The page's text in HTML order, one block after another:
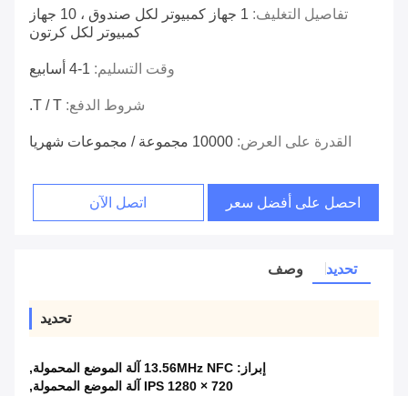
تفاصيل التغليف:
1 جهاز كمبيوتر لكل صندوق ، 10 جهاز
كمبيوتر لكل كرتون
وقت التسليم: 1-4 أسابيع
شروط الدفع: T / T.
القدرة على العرض: 10000 مجموعة / مجموعات شهريا
احصل على أفضل سعر اتصل الآن
تحديد وصف
تحديد
إبراز: 13.56MHz NFC آلة الموضع المحمولة
,
720 × 1280 IPS آلة الموضع المحمولة
,